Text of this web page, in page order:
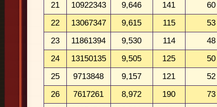
21
10922343 9,646 141
60
22
13067347 9,615 115
53
23
11861394 9,530 114
48
24
13150135 9,505 125
50
25
9713848 9,157 121
52
26
7617261 8,972 190
73